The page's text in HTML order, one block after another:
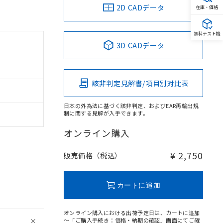
2D CADデータ
3D CADデータ
該非判定見解書/項目別対比表
日本の外為法に基づく該非判定、およびEAR再輸出規
制に関する見解が入手できます。
オンライン購入
販売価格（税込） ¥ 2,750
カートに追加
オンライン購入における出荷予定日は、カートに追加
～「ご購入手続き：価格・納期の確認」画面にてご確
在庫・価格
無料テスト機